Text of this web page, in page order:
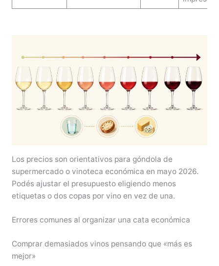
Los precios son orientativos para góndola de
supermercado o vinoteca económica en mayo 2026.
Podés ajustar el presupuesto eligiendo menos
etiquetas o dos copas por vino en vez de una.
Errores comunes al organizar una cata económica
Comprar demasiados vinos pensando que «más es
mejor»